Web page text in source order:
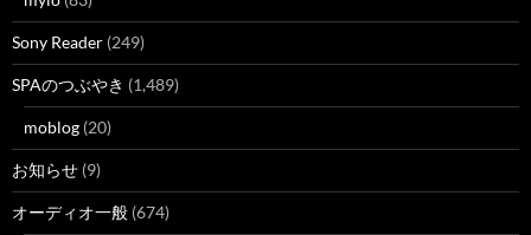
Sony Reader (249)
SPAのつぶやき (1,489)
moblog (20)
お知らせ (9)
オーディオ一般 (674)